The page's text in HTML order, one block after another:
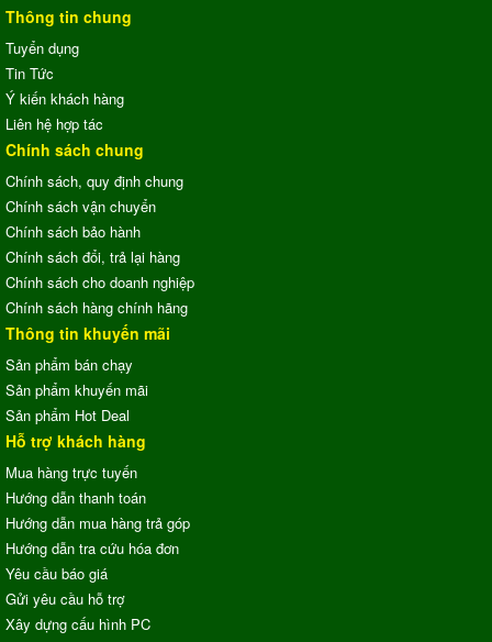
Thông tin chung
Tuyển dụng
Tin Tức
Ý kiến khách hàng
Liên hệ hợp tác
Chính sách chung
Chính sách, quy định chung
Chính sách vận chuyển
Chính sách bảo hành
Chính sách đổi, trả lại hàng
Chính sách cho doanh nghiệp
Chính sách hàng chính hãng
Thông tin khuyến mãi
Sản phẩm bán chạy
Sản phẩm khuyến mãi
Sản phẩm Hot Deal
Hỗ trợ khách hàng
Mua hàng trực tuyến
Hướng dẫn thanh toán
Hướng dẫn mua hàng trả góp
Hướng dẫn tra cứu hóa đơn
Yêu cầu báo giá
Gửi yêu cầu hỗ trợ
Xây dựng cấu hình PC